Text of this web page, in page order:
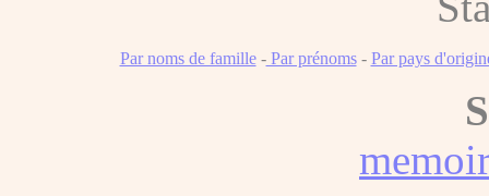
Par noms de famille-Par prénoms- Par pays